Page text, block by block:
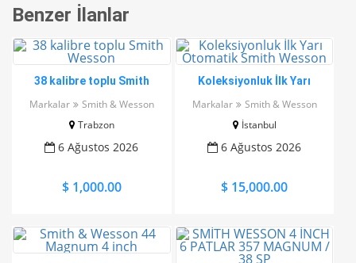
Benzer İlanlar
38 kalibre toplu Smith
Markalar
Smith & Wesson
Trabzon
6 Ağustos 2026
$ 1,000.00
Koleksiyonluk İlk Yarı
Markalar
Smith & Wesson
İstanbul
6 Ağustos 2026
$ 15,000.00